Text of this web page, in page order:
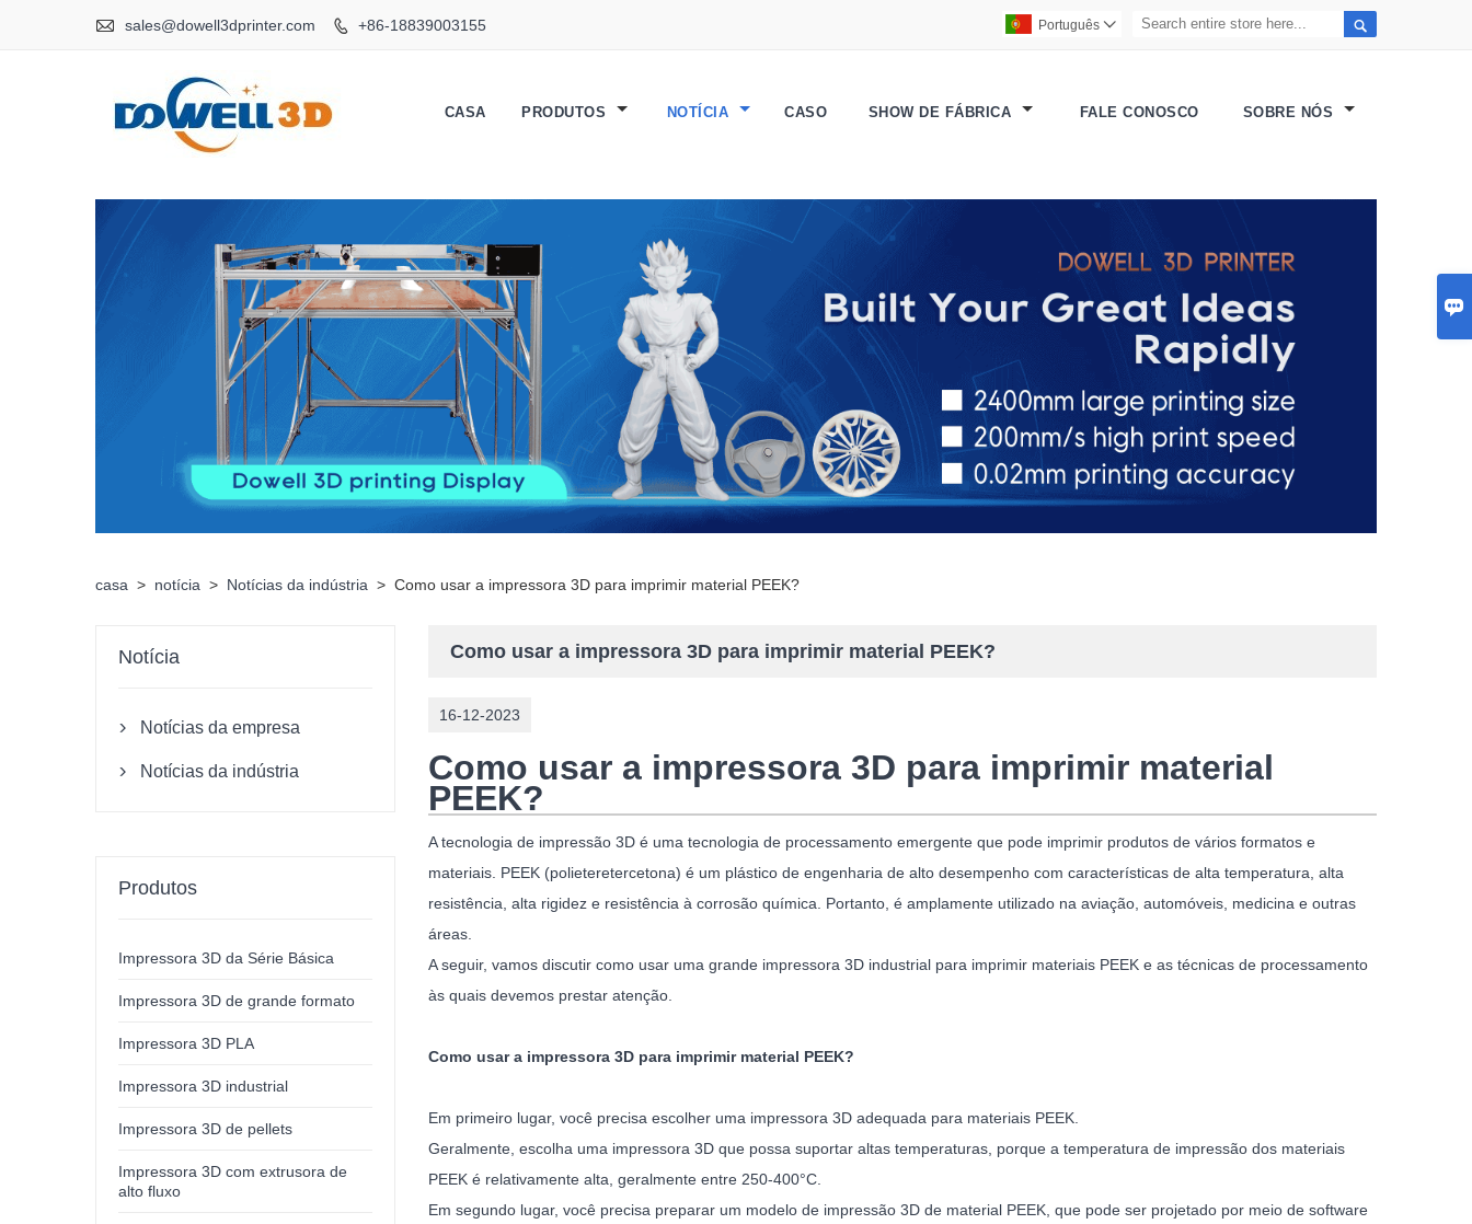

 sales@dowell3dprinter.com  +86-18839003155 
Português 
CASA PRODUTOS NOTÍCIA CASO SHOW DE FÁBRICA FALE CONOSCO SOBRE NÓS
casa > notícia > Notícias da indústria > Como usar a impressora 3D para imprimir material PEEK?
Como usar a impressora 3D para imprimir material PEEK?
16-12-2023
Como usar a impressora 3D para imprimir material
PEEK?
A tecnologia de impressão 3D é uma tecnologia de processamento emergente que pode imprimir produtos de vários formatos e
materiais. PEEK (polieteretercetona) é um plástico de engenharia de alto desempenho com características de alta temperatura, alta
resistência, alta rigidez e resistência à corrosão química. Portanto, é amplamente utilizado na aviação, automóveis, medicina e outras
áreas.
A seguir, vamos discutir como usar uma grande impressora 3D industrial para imprimir materiais PEEK e as técnicas de processamento
às quais devemos prestar atenção.
Como usar a impressora 3D para imprimir material PEEK?
Em primeiro lugar, você precisa escolher uma impressora 3D adequada para materiais PEEK.
Geralmente, escolha uma impressora 3D que possa suportar altas temperaturas, porque a temperatura de impressão dos materiais
PEEK é relativamente alta, geralmente entre 250-400°C.
Em segundo lugar, você precisa preparar um modelo de impressão 3D de material PEEK, que pode ser projetado por meio de software
Notícia
 Notícias da empresa
 Notícias da indústria
Produtos
Impressora 3D da Série Básica
Impressora 3D de grande formato
Impressora 3D PLA
Impressora 3D industrial
Impressora 3D de pellets
Impressora 3D com extrusora de
alto fluxo